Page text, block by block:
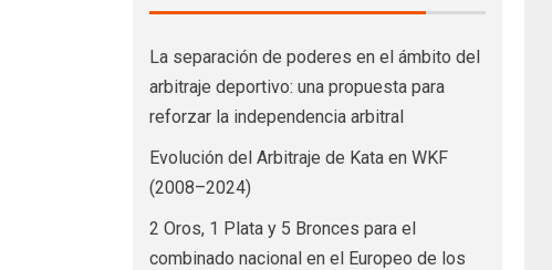
La separación de poderes en el ámbito del
arbitraje deportivo: una propuesta para
reforzar la independencia arbitral
Evolución del Arbitraje de Kata en WKF
(2008–2024)
2 Oros, 1 Plata y 5 Bronces para el
combinado nacional en el Europeo de los